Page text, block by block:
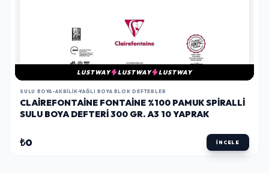
LUSTWAY LUSTWAY LUSTWAY
SULU BOYA-AKRILIK-YAĞLI BOYA BLOK DEFTERLER
CLAIREFONTAINE FONTAINE %100 PAMUK SPIRALLI
SULU BOYA DEFTERI 300 GR. A3 10 YAPRAK
₺0 İNCELE